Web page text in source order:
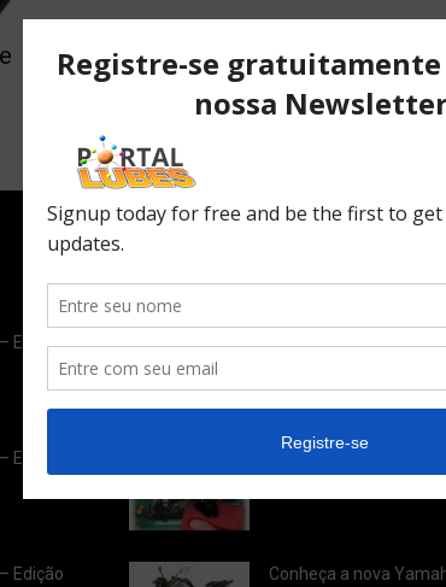
Edição
Edição
Edição
Desvendando os
desempenho...
10 causas da queda de
Conheça a nova